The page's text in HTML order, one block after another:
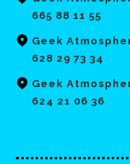
665 88 11 55
Geek
628 29 73 34
Geek
624 21 06 36